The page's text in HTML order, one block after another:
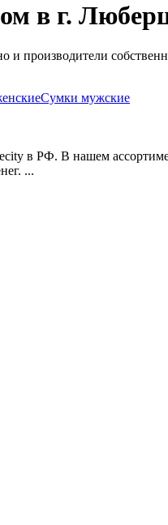
в г.
производители
Сумки мужские
в РФ. В нашем
...